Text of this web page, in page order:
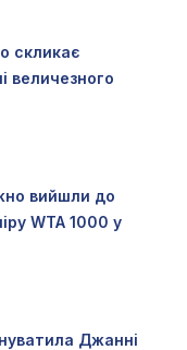
скликає
величезного
вийшли до
WTA 1000 у
Джанні